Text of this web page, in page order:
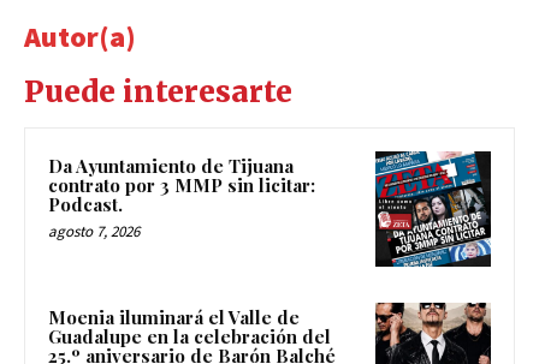
Autor(a)
Puede interesarte
Da Ayuntamiento de Tijuana
contrato por 3 MMP sin licitar:
Podcast.
agosto 7, 2026
Moenia iluminará el Valle de
Guadalupe en la celebración del
25.º aniversario de Barón Balché